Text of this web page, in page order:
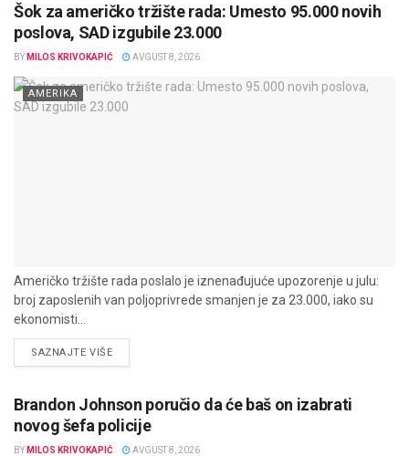
Šok za američko tržište rada: Umesto 95.000 novih
poslova, SAD izgubile 23.000
BY MILOS KRIVOKAPIĆ AVGUST 8, 2026
AMERIKA
Američko tržište rada poslalo je iznenađujuće upozorenje u julu:
broj zaposlenih van poljoprivrede smanjen je za 23.000, iako su
ekonomisti...
SAZNAJTE VIŠEDETAILS
Brandon Johnson poručio da će baš on izabrati
novog šefa policije
BY MILOS KRIVOKAPIĆ AVGUST 8, 2026